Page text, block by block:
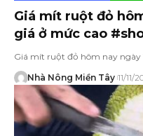
Giá mít ruột đỏ
giá ở mức cao
Giá mít ruột đỏ hôm nay ngày
Nhà Nông Miền Tây 11/11/